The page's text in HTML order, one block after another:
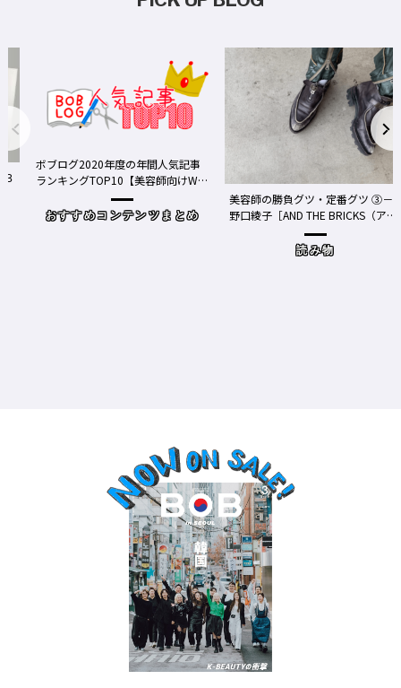
ボブログ2020年度の年間人気記事
ランキングTOP10【美容師向けWe
おすすめコンテンツまとめ
美容師の勝負グツ・定番グツ ③－
野口綾子［AND THE BRICKS（アン
ドザブリックス）／神奈川県鎌倉
読み物